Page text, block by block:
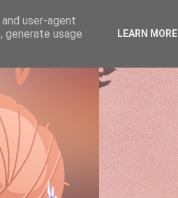
user-agent
generate usage
LEARN MORE